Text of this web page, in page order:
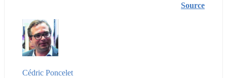
Source
Cédric Poncelet